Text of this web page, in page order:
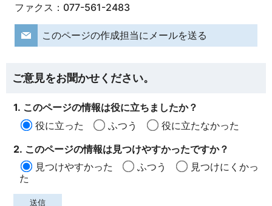
ファクス：077-561-2483
このページの作成担当にメールを送る
ご意見をお聞かせください。
1. このページの情報は役に立ちましたか？
役に立った
ふつう
役に立たなかった
2. このページの情報は見つけやすかったですか？
見つけやすかった
ふつう
見つけにくかっ
た